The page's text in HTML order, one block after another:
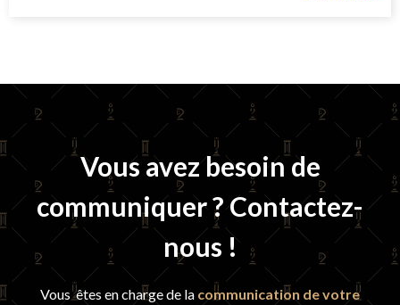
Vous avez besoin de
communiquer ? Contactez-
nous !
Vous êtes en charge de la communication de votre